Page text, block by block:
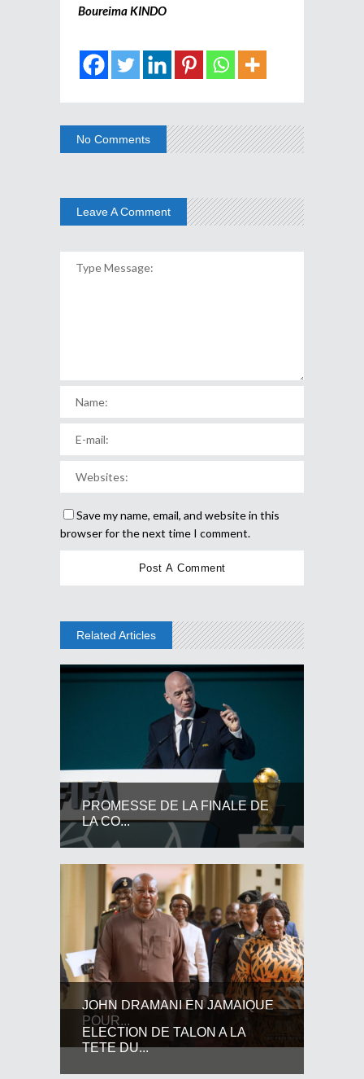
Boureima KINDO
No Comments
Leave A Comment
Save my name, email, and website in this
browser for the next time I comment.
Related Articles
PROMESSE DE LA FINALE DE
LA CO...
JOHN DRAMANI EN JAMAIQUE
POUR...
ELECTION DE TALON A LA
TETE DU...